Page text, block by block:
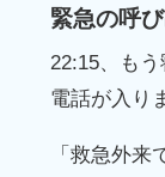
緊急の呼
22:15、も
電話が入り
「救急外